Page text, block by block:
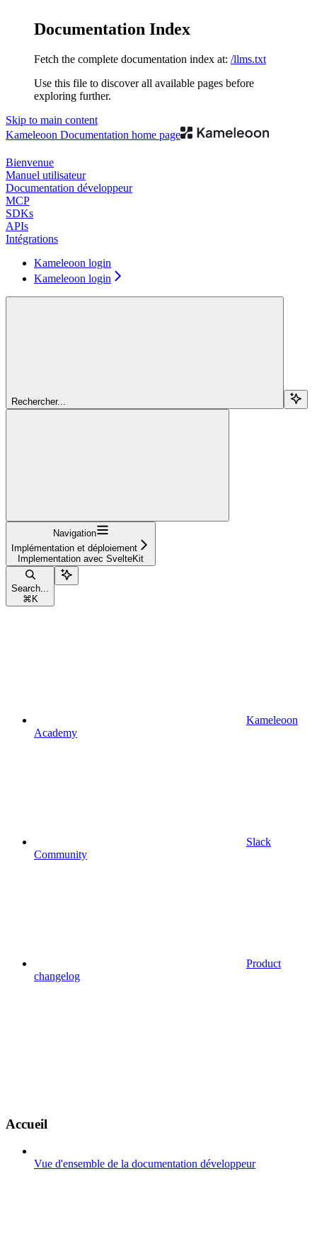
Documentation Index
Fetch the complete documentation index at: /llms.txt
Use this file to discover all available pages before
exploring further.
Skip to main content
Kameleoon Documentation home page
Bienvenue
Manuel utilisateur
Documentation développeur
MCP
SDKs
APIs
Intégrations
Kameleoon login
Kameleoon login
Rechercher...
Navigation
Implémentation et déploiement
Implementation avec SvelteKit
Search...
⌘ K
Kameleoon
Academy
Slack
Community
Product
changelog
Accueil
Vue d'ensemble de la documentation développeur